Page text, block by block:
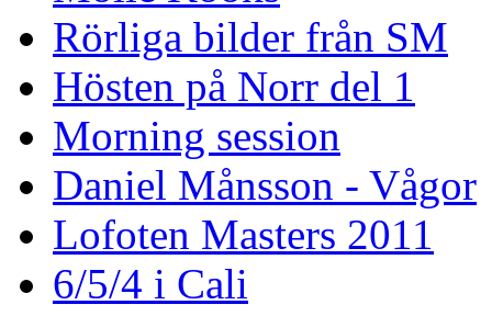
Rörliga bilder från SM
Hösten på Norr del 1
Morning session
Daniel Månsson - Vågor
Lofoten Masters 2011
6/5/4 i Cali